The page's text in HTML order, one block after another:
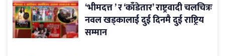
‘भीमदत्त ’ र ‘काँडेतार’ राष्ट्रवादी चलचित्रः
नवल खड्कालाई दुई दिनमै दुई राष्ट्रिय
सम्मान